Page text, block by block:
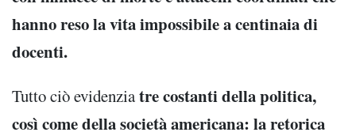
hanno reso la vita impossibile a centinaia di
docenti.
Tutto ciò evidenziatre costanti della politica,
così come della società americana: la retorica